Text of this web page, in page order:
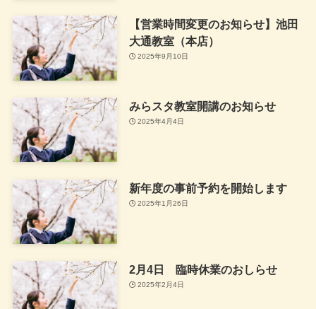
【営業時間変更のお知らせ】池田
大通教室（本店）
2025年9月10日
みらスタ教室開講のお知らせ
2025年4月4日
新年度の事前予約を開始します
2025年1月26日
2月4日 臨時休業のおしらせ
2025年2月4日